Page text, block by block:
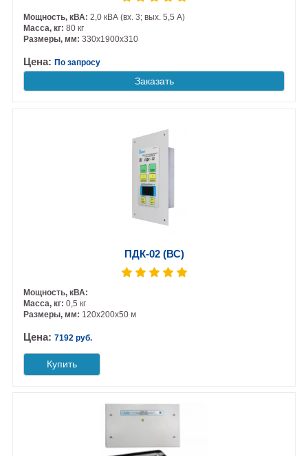
Мощность, кВА:2,0 кВА (вх. 3; вых. 5,5 А)
Масса, кг:80 кг
Размеры, мм:330х1900х310
Цена:По запросу
Заказать
ПДК-02 (ВС)
Мощность, кВА:
Масса, кг:0,5 кг
Размеры, мм: 120х200х50 м
Цена:7192 руб.
Купить